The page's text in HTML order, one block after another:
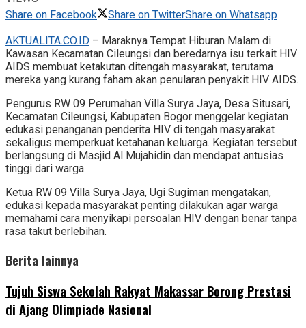
Share on Facebook
Share on TwitterShare on Whatsapp
AKTUALITA.CO.ID – Maraknya Tempat Hiburan Malam di
Kawasan Kecamatan Cileungsi dan beredarnya isu terkait HIV
AIDS membuat ketakutan ditengah masyarakat, terutama
mereka yang kurang faham akan penularan penyakit HIV AIDS.
Pengurus RW 09 Perumahan Villa Surya Jaya, Desa Situsari,
Kecamatan Cileungsi, Kabupaten Bogor menggelar kegiatan
edukasi penanganan penderita HIV di tengah masyarakat
sekaligus memperkuat ketahanan keluarga. Kegiatan tersebut
berlangsung di Masjid Al Mujahidin dan mendapat antusias
tinggi dari warga.
Ketua RW 09 Villa Surya Jaya, Ugi Sugiman mengatakan,
edukasi kepada masyarakat penting dilakukan agar warga
memahami cara menyikapi persoalan HIV dengan benar tanpa
rasa takut berlebihan.
Berita lainnya
Tujuh Siswa Sekolah Rakyat Makassar Borong Prestasi
di Ajang Olimpiade Nasional